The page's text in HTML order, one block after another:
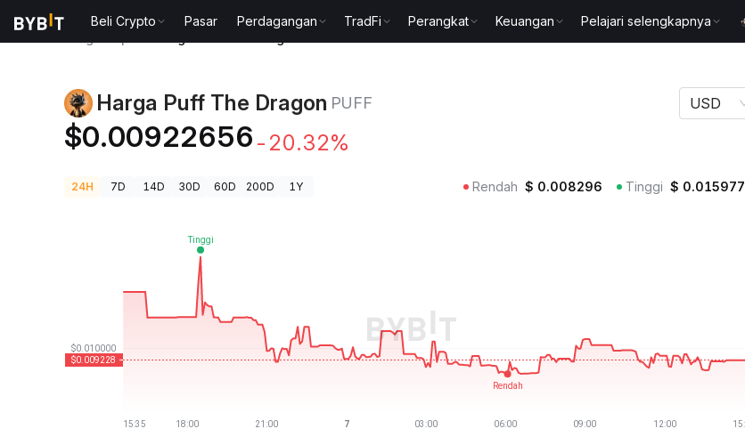
Beli Crypto Pasar Perdagangan TradFi Perangkat Keuangan Pelajari selengkapnya
Harga Puff The Dragon PUFF
$0.00922656 -20.32%
USD
24H 7D 14D 30D 60D 200D 1Y Rendah $ 0.008296 Tinggi $ 0.015977